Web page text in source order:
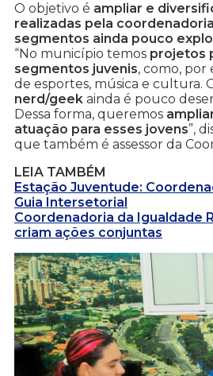
O objetivo é ampliar e
realizadas pela
segmentos ainda pouco
“No município temos projetos
segmentos juvenis, como, por
de esportes, música e cultura.
nerd/geek ainda é pouco
Dessa forma, queremos
atuação para esses jovens”,
que também é assessor da
LEIA TAMBÉM
Estação Juventude:
Guia Intersetorial
Coordenadoria da Igualdade
criam ações conjuntas